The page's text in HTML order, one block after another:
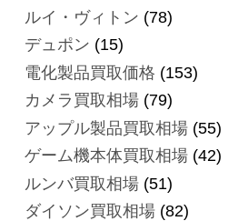
ルイ・ヴィトン (78)
デュポン (15)
電化製品買取価格 (153)
カメラ買取相場(79)
アップル製品買取相場(55)
ゲーム機本体買取相場(42)
ルンバ買取相場(51)
ダイソン買取相場(82)